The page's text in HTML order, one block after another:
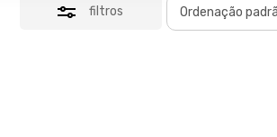
filtros